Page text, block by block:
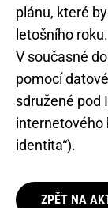
plánu, které
letošního roku.
V současné
pomocí
sdružené pod
internetového
identita“).
ZPĚT NA